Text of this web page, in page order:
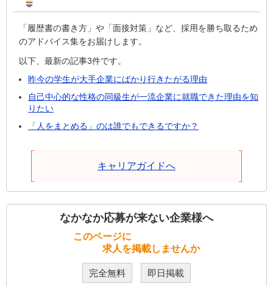
「履歴書の書き方」や「面接対策」など、採用を勝ち取るため
のアドバイス集をお届けします。
以下、最新の記事3件です。
昨今の学生が大手企業にばかり行きたがる理由
自己中心的な性格の同級生が一流企業に就職できた理由を知
りたい
「人をまとめる」のは誰でもできるですか？
キャリアガイドへ
なかなか応募が来ない企業様へ
このページに
求人を掲載しませんか
完全無料 即日掲載